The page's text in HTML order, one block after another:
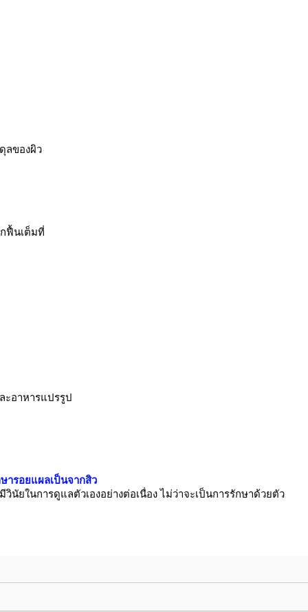
ลของผิว
กฟื้นเต็มที่
ะอาหารแปรรูป
ารอยแผลเป็นจากสิว
ยในการดูแลตัวเองอย่างต่อเนื่อง ไม่ว่าจะเป็นการรักษาด้วยตัว